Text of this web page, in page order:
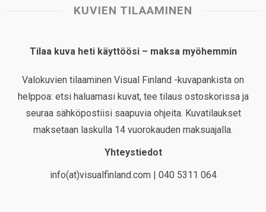
KUVIEN TILAAMINEN
Tilaa kuva heti käyttöösi – maksa myöhemmin
Valokuvien tilaaminen Visual Finland -kuvapankista on
helppoa: etsi haluamasi kuvat, tee tilaus ostoskorissa ja
seuraa sähköpostiisi saapuvia ohjeita. Kuvatilaukset
maksetaan laskulla 14 vuorokauden maksuajalla.
Yhteystiedot
info(at)visualfinland.com | 040 5311 064